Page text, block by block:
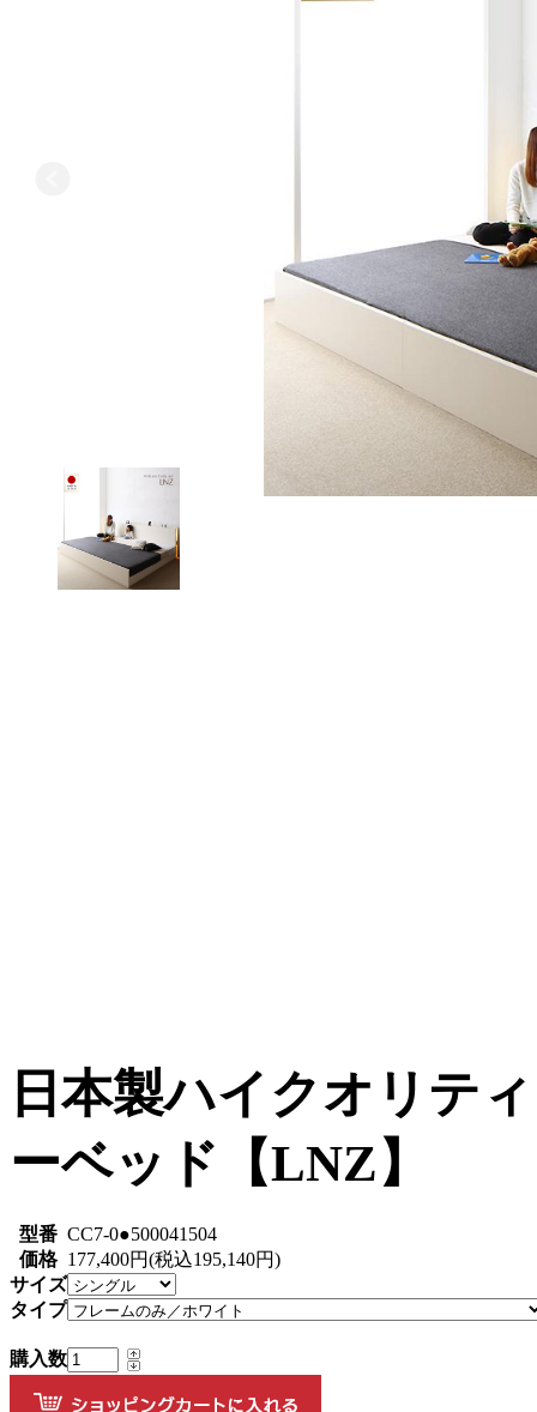
日本製ハイクオリテ
ーベッド【LNZ】
型番 CC7-0●500041504
価格 177,400円(税込195,140円)
サイズ
タイプ
購入数